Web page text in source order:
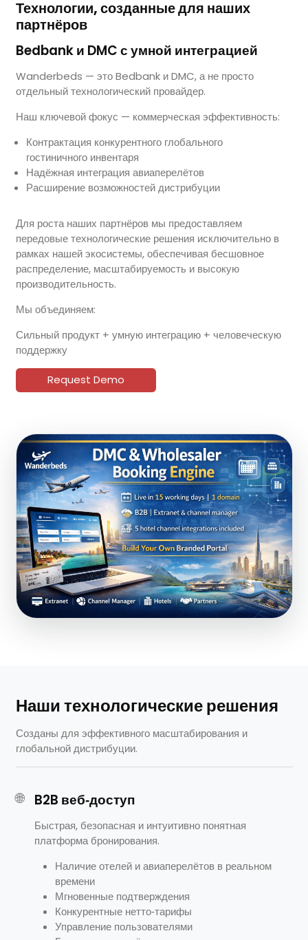
Технологии, созданные для наших
партнёров
Bedbank и DMC с умной интеграцией
Wanderbeds — это Bedbank и DMC, а не просто
отдельный технологический провайдер.
Наш ключевой фокус — коммерческая эффективность:
Контрактация конкурентного глобального
гостиничного инвентаря
Надёжная интеграция авиаперелётов
Расширение возможностей дистрибуции
Для роста наших партнёров мы предоставляем
передовые технологические решения исключительно в
рамках нашей экосистемы, обеспечивая бесшовное
распределение, масштабируемость и высокую
производительность.
Мы объединяем:
Сильный продукт + умную интеграцию + человеческую
поддержку
Request Demo
Наши технологические решения
Созданы для эффективного масштабирования и
глобальной дистрибуции.
🌐 B2B веб‑доступ
Быстрая, безопасная и интуитивно понятная
платформа бронирования.
Наличие отелей и авиаперелётов в реальном
времени
Мгновенные подтверждения
Конкурентные нетто‑тарифы
Управление пользователями